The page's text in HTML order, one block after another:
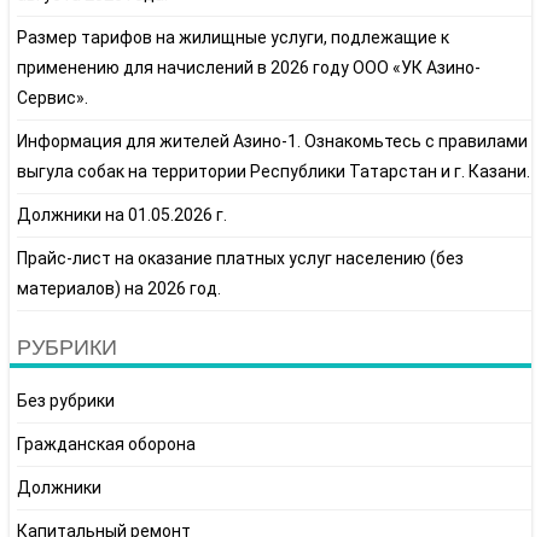
Размер тарифов на жилищные услуги, подлежащие к
применению для начислений в 2026 году ООО «УК Азино-
Сервис».
Информация для жителей Азино-1. Ознакомьтесь с правилами
выгула собак на территории Республики Татарстан и г. Казани.
Должники на 01.05.2026 г.
Прайс-лист на оказание платных услуг населению (без
материалов) на 2026 год.
РУБРИКИ
Без рубрики
Гражданская оборона
Должники
Капитальный ремонт